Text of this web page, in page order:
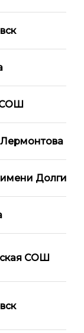
СОШ
Долгих
СОШ